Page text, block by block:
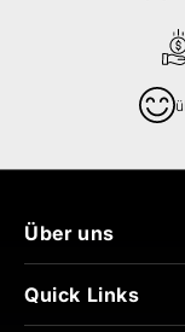
Über uns
Quick Links